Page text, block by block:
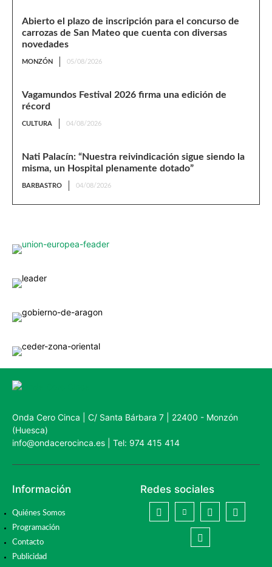
Abierto el plazo de inscripción para el concurso de
carrozas de San Mateo que cuenta con diversas
novedades
MONZÓN 05/08/2026
Vagamundos Festival 2026 firma una edición de
récord
CULTURA 04/08/2026
Nati Palacín: “Nuestra reivindicación sigue siendo la
misma, un Hospital plenamente dotado”
BARBASTRO 04/08/2026
Onda Cero Cinca | C/ Santa Bárbara 7 | 22400 - Monzón
(Huesca)
info@ondacerocinca.es | Tel: 974 415 414
Información
Quiénes Somos
Programación
Contacto
Publicidad
Redes sociales